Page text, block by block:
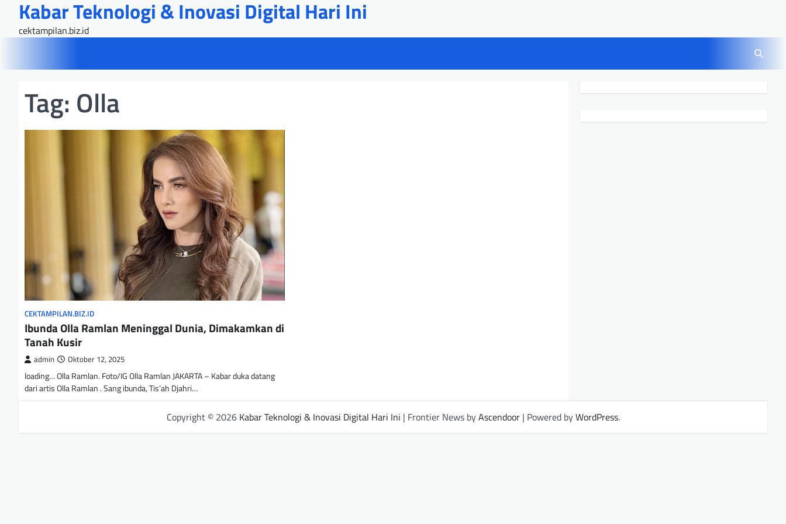
content
Kabar Teknologi & Inovasi Digital Hari Ini
cektampilan.biz.id
Tag: Olla
CEKTAMPILAN.BIZ.ID
Ibunda Olla Ramlan Meninggal Dunia, Dimakamkan di
Tanah Kusir
admin Oktober 12, 2025
loading… Olla Ramlan. Foto/IG Olla Ramlan JAKARTA – Kabar duka datang
dari artis Olla Ramlan . Sang ibunda, Tis’ah Djahri…
Copyright © 2026 Kabar Teknologi & Inovasi Digital Hari Ini | Frontier News byAscendoor| Powered byWordPress.